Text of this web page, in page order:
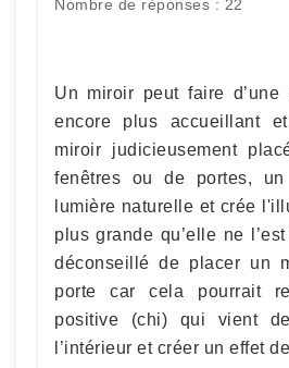
Nombre de réponses : 22
Un miroir peut faire
encore plus accueillant
miroir judicieusement
fenêtres ou de portes,
lumière naturelle et crée
plus grande qu’elle ne
déconseillé de placer un
porte car cela pourrait
positive (chi) qui vient
l’intérieur et créer un effet